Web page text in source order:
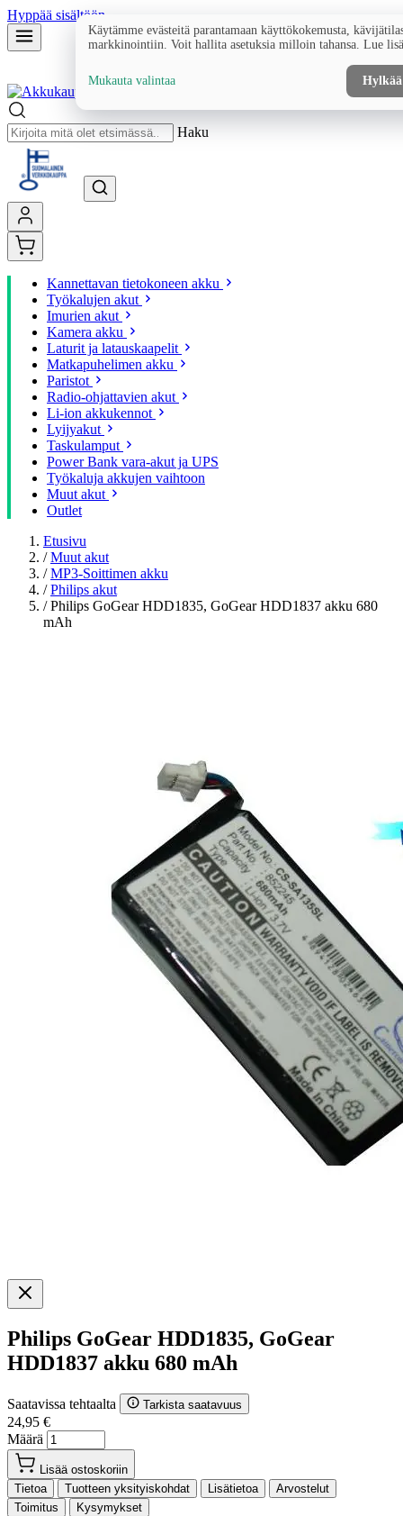
Hyppää sisältöön
Haku
Kannettavan tietokoneen akku
Työkalujen akut
Imurien akut
Kamera akku
Laturit ja latauskaapelit
Matkapuhelimen akku
Paristot
Radio-ohjattavien akut
Li-ion akkukennot
Lyijyakut
Taskulamput
Power Bank vara-akut ja UPS
Työkaluja akkujen vaihtoon
Muut akut
Outlet
Etusivu
/ Muut akut
/ MP3-Soittimen akku
/ Philips akut
/ Philips GoGear HDD1835, GoGear HDD1837 akku 680
mAh
Philips GoGear HDD1835, GoGear
HDD1837 akku 680 mAh
Saatavissa tehtaalta Tarkista saatavuus
24,95 €
Määrä
Lisää ostoskoriin
Tietoa
Tuotteen yksityiskohdat Lisätietoa
Arvostelut
Toimitus
Kysymykset
Käytämme evästeitä parantamaan käyttökokemusta,
markkinointiin. Voit hallita asetuksia milloin tahansa. Lue
Mukauta valintaa Hylkää